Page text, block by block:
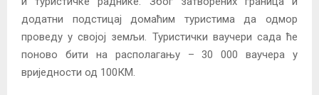
додатни подстицај домаћим туристима да одмор
проведу у својој земљи. Туристички ваучери сада ће
поново бити на располагању – 30 000 ваучера у
вриједности од 100КМ.